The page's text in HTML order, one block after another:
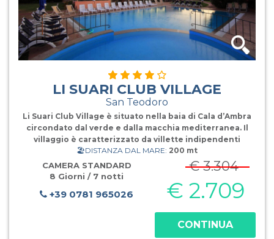
LI SUARI CLUB VILLAGE
San Teodoro
Li Suari Club Village è situato nella baia di Cala d’Ambra
circondato dal verde e dalla macchia mediterranea. Il
villaggio è caratterizzato da villette indipendenti
realizzate con finiture in granito, cotto e legno pregiato.
Le villette sono tutte disposte al piano terra, sono co
🏖️DISTANZA DAL MARE: 200 mt
CAMERA STANDARD
8 Giorni / 7 notti
+39 0781 965026
€ 3.304
€ 2.709
CONTINUA